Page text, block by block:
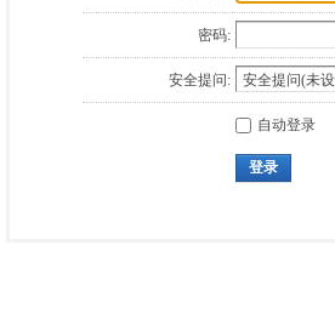
密码:
安全提问:
自动登录
登录